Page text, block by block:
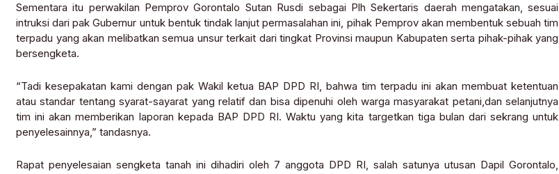
Sementara itu perwakilan Pemprov Gorontalo Sutan Rusdi sebagai Plh Sekertaris daerah mengatakan, sesuai
intruksi dari pak Gubernur untuk bentuk tindak lanjut permasalahan ini, pihak Pemprov akan membentuk sebuah tim
terpadu yang akan melibatkan semua unsur terkait dari tingkat Provinsi maupun Kabupaten serta pihak-pihak yang
bersengketa.
“Tadi kesepakatan kami dengan pak Wakil ketua BAP DPD RI, bahwa tim terpadu ini akan membuat ketentuan
atau standar tentang syarat-sayarat yang relatif dan bisa dipenuhi oleh warga masyarakat petani,dan selanjutnya
tim ini akan memberikan laporan kepada BAP DPD RI. Waktu yang kita targetkan tiga bulan dari sekrang untuk
penyelesainnya,” tandasnya.
Rapat penyelesaian sengketa tanah ini dihadiri oleh 7 anggota DPD RI, salah satunya utusan Dapil Gorontalo,